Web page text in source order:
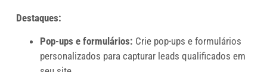
Destaques:
Pop-ups e formulários: Crie pop-ups e formulários
personalizados para capturar leads qualificados em